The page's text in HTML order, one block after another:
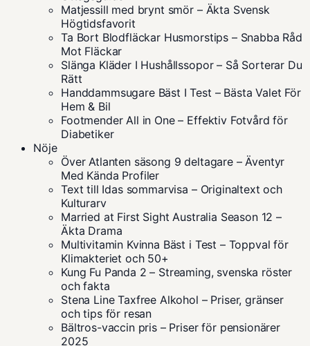
Matjessill med brynt smör – Äkta Svensk
Högtidsfavorit
Ta Bort Blodfläckar Husmorstips – Snabba Råd
Mot Fläckar
Slänga Kläder I Hushållssopor – Så Sorterar Du
Rätt
Handdammsugare Bäst I Test – Bästa Valet För
Hem & Bil
Footmender All in One – Effektiv Fotvård för
Diabetiker
Nöje
Över Atlanten säsong 9 deltagare – Äventyr
Med Kända Profiler
Text till Idas sommarvisa – Originaltext och
Kulturarv
Married at First Sight Australia Season 12 –
Äkta Drama
Multivitamin Kvinna Bäst i Test – Toppval för
Klimakteriet och 50+
Kung Fu Panda 2 – Streaming, svenska röster
och fakta
Stena Line Taxfree Alkohol – Priser, gränser
och tips för resan
Bältros-vaccin pris – Priser för pensionärer
2025